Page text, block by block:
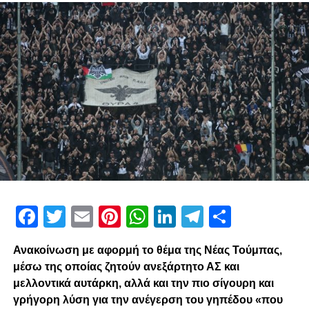
Facebook
Twitter
EmailPinterest
WhatsApp
LinkedIn
Telegram
Ανακοίνωση με αφορμή το θέμα της Νέας Τούμπας,
μέσω της οποίας ζητούν ανεξάρτητο ΑΣ και
μελλοντικά αυτάρκη, αλλά και την πιο σίγουρη και
γρήγορη λύση για την ανέγερση του γηπέδου «που